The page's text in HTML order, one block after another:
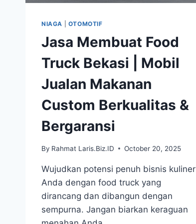
NIAGA OTOMOTIF
Jasa Membuat Food
Truck Bekasi | Mobil
Jualan Makanan
Custom Berkualitas &
Bergaransi
By Rahmat Laris.Biz.ID October 20, 2025
Wujudkan potensi penuh bisnis kuliner
Anda dengan food truck yang
dirancang dan dibangun dengan
sempurna. Jangan biarkan keraguan